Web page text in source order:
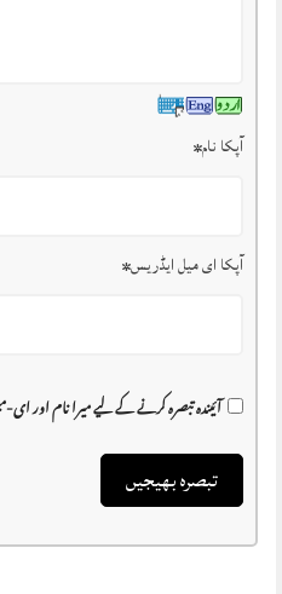
آپکا نام*
آپکا ای میل ایڈریس*
آئیندہ تبصرہ کرنے کے لیے میرا نام اور